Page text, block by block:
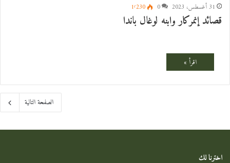
31 أغسطس، 2023 0 1٬230
قصائد إنمركار وابنه لوغال باندا
الصفحة التالية
اخترنا لك